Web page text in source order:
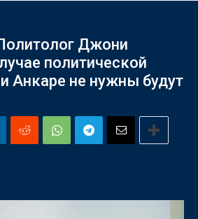
Джони
политической
Анкаре не нужны будут